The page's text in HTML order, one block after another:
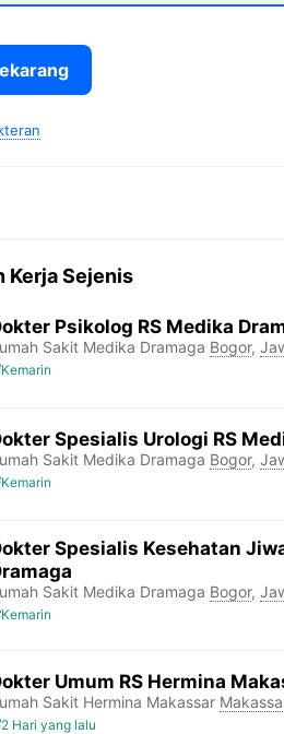
Kerja Sejenis
Psikolog RS Medika
Sakit Medika Dramaga Bogor,
Kemarin
Spesialis Urologi RS
Sakit Medika Dramaga Bogor,
Kemarin
Spesialis Kesehatan
Sakit Medika Dramaga Bogor,
Kemarin
Umum RS Hermina
Sakit Hermina Makassar
2 Hari yang lalu